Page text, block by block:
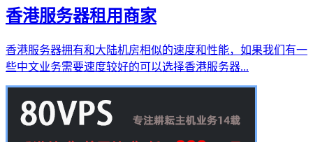
香港服务器租用商家
香港服务器拥有和大陆机房相似的速度和性能，如果我们有一
些中文业务需要速度较好的可以选择香港服务器...